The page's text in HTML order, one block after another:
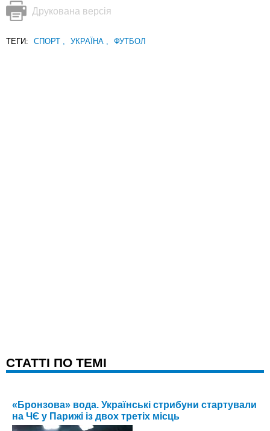
Друкована версія
ТЕГИ: СПОРТ , УКРАЇНА , ФУТБОЛ
CТАТТІ ПО ТЕМІ
«Бронзова» вода. Українські стрибуни стартували
на ЧЄ у Парижі із двох третіх місць